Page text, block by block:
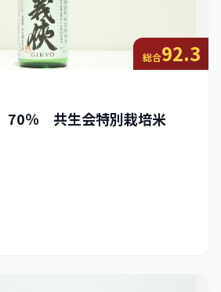
総合92.3
％ 共生会特別栽培米